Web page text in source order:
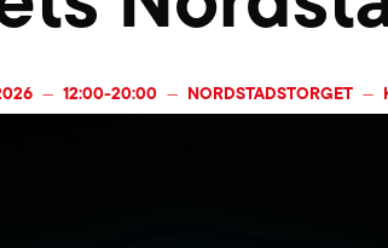
— 12:00-20:00 — NORDSTADSTORGET —